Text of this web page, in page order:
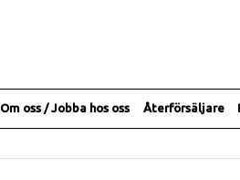
Om oss / Jobba hos oss Återförsäljare